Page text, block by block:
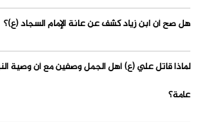
هل صح أن ابن زياد كشف عن عانة الإمام السجاد (ع)؟
لماذا قاتل علي (ع) أهل الجمل وصفين مع أن وصية
عامة؟